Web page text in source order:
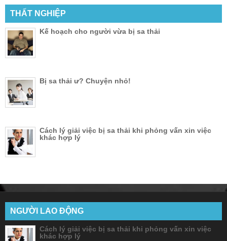
THẤT NGHIỆP
Kế hoạch cho người vừa bị sa thải
Bị sa thải ư? Chuyện nhỏ!
Cách lý giải việc bị sa thải khi phỏng vấn xin việc
khác hợp lý
NGƯỜI LAO ĐỘNG
Cách lý giải việc bị sa thải khi phỏng vấn xin việc
khác hợp lý